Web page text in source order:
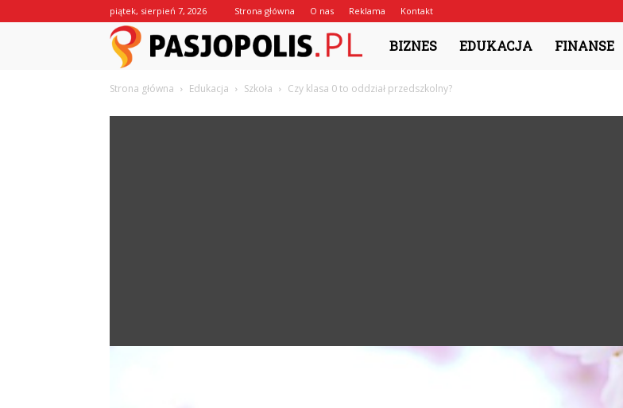
piątek, sierpień 7, 2026 Strona główna O nas Reklama Kontakt
Pasjopolis.pl
BIZNES EDUKACJA FINANSE
Strona główna Edukacja Szkoła Czy klasa 0 to oddział przedszkolny?